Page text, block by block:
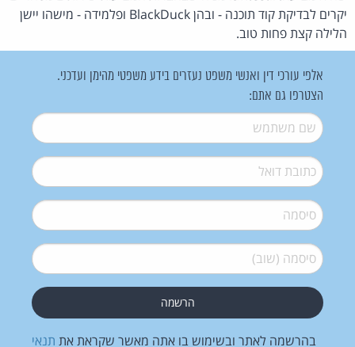
יקרים לבדיקת קוד תוכנה - ובהן BlackDuck ופלמידה - מישהו יישן
הלילה קצת פחות טוב.
אלפי עורכי דין ואנשי משפט נעזרים בידע משפטי מהימן ועדכני.
הצטרפו גם אתם:
שם משתמש*
דואל*
סיסמה*
סיסמה (שוב)*
בהרשמה לאתר ובשימוש בו אתה מאשר שקראת את תנאי